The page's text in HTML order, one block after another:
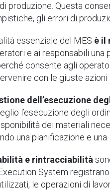
produzione. Questa
gli errori di
essenziale del MES è il
e ai responsabili
consente agli
con le giuste
dell’esecuzione
l’esecuzione degli
dei materiali
una pianificazione e
e rintracciabilità
System
le operazioni di